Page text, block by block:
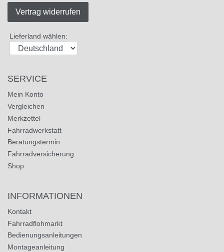
Vertrag widerrufen
Lieferland wählen:
SERVICE
Mein Konto
Vergleichen
Merkzettel
Fahrradwerkstatt
Beratungstermin
Fahrradversicherung
Shop
INFORMATIONEN
Kontakt
Fahrradflohmarkt
Bedienungsanleitungen
Montageanleitung